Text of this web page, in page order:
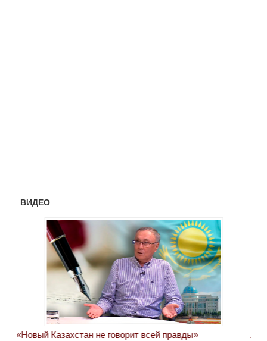
ВИДЕО
«Новый Казахстан не говорит всей правды»